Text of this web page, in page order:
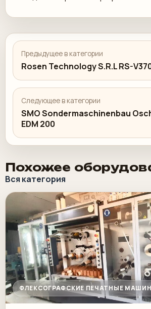
Предыдущее в категории
Rosen Technology S.R.L RS-
Следующее в категории
SMO Sondermaschinenbau
EDM 200
Похожее
Вся категория
ФЛЕКСОГРАФСКИЕ ПЕЧАТНЫЕ